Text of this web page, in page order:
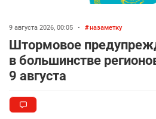
9 августа 2026, 00:05 • назаметку
Штормовое
в большинстве
9 августа